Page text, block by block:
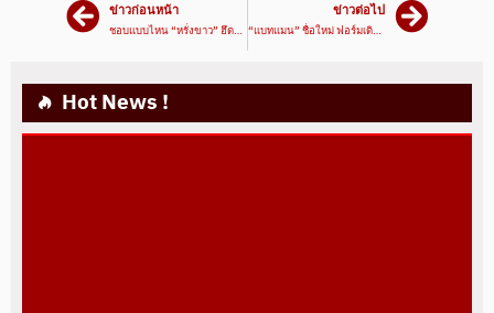
ข่าวก่อนหน้า
ชอบแบบไหน “หรั่งขาว” ฮึดสู้ “ทักษิณเล็ก”
ข่าวต่อไป
“แบทแมน” ชื่อใหม่ ฟอร์มเดิมตัดเสื้อสามารถรอ ?
Hot News !